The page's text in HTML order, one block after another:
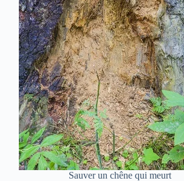
Sauver un chêne qui meurt